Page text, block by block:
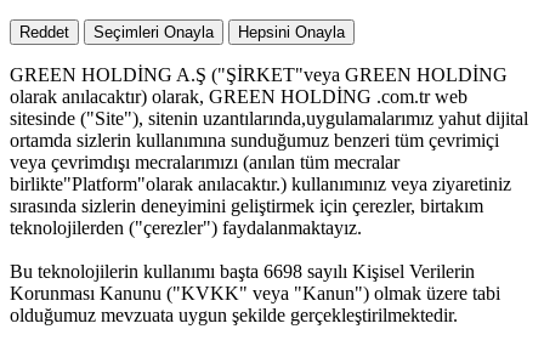
Reddet Seçimleri Onayla Hepsini Onayla
GREEN HOLDİNG A.Ş ("ŞİRKET"veya GREEN HOLDİNG
olarak anılacaktır) olarak, GREEN HOLDİNG .com.tr web
sitesinde ("Site"), sitenin uzantılarında,uygulamalarımız yahut dijital
ortamda sizlerin kullanımına sunduğumuz benzeri tüm çevrimiçi
veya çevrimdışı mecralarımızı (anılan tüm mecralar
birlikte"Platform"olarak anılacaktır.) kullanımınız veya ziyaretiniz
sırasında sizlerin deneyimini geliştirmek için çerezler, birtakım
teknolojilerden ("çerezler") faydalanmaktayız.
Bu teknolojilerin kullanımı başta 6698 sayılı Kişisel Verilerin
Korunması Kanunu ("KVKK" veya "Kanun") olmak üzere tabi
olduğumuz mevzuata uygun şekilde gerçekleştirilmektedir.